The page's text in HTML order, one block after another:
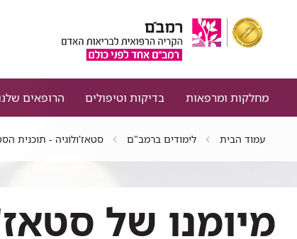
מחלקות ומרפאות בדיקות וטיפולים הרופאים
עמוד הבית לימודים ברמב"ם סטאז'ולוגיה - תוכנית
מיומנו של